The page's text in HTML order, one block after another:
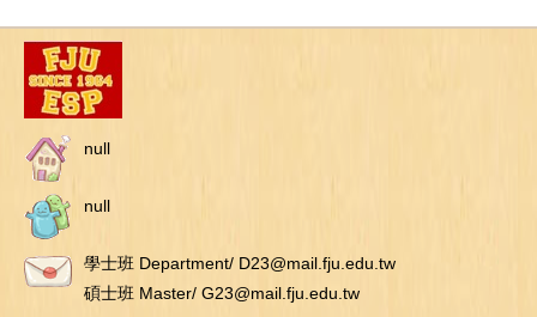
null
null
學士班 Department/ D23@mail.fju.edu.tw
碩士班 Master/ G23@mail.fju.edu.tw